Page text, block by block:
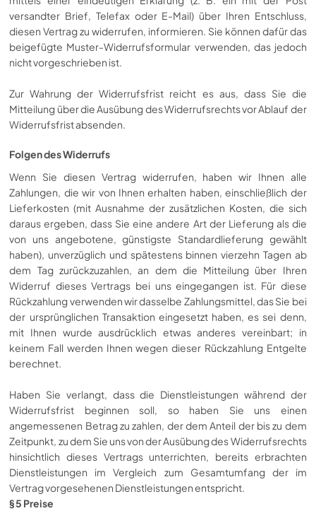
versandter Brief, Telefax oder E-Mail) über Ihren Entschluss,
diesen Vertrag zu widerrufen, informieren. Sie können dafür das
beigefügte Muster-Widerrufsformular verwenden, das jedoch
nicht vorgeschrieben ist.
Zur Wahrung der Widerrufsfrist reicht es aus, dass Sie die
Mitteilung über die Ausübung des Widerrufsrechts vor Ablauf der
Widerrufsfrist absenden.
Folgen des Widerrufs
Wenn Sie diesen Vertrag widerrufen, haben wir Ihnen alle
Zahlungen, die wir von Ihnen erhalten haben, einschließlich der
Lieferkosten (mit Ausnahme der zusätzlichen Kosten, die sich
daraus ergeben, dass Sie eine andere Art der Lieferung als die
von uns angebotene, günstigste Standardlieferung gewählt
haben), unverzüglich und spätestens binnen vierzehn Tagen ab
dem Tag zurückzuzahlen, an dem die Mitteilung über Ihren
Widerruf dieses Vertrags bei uns eingegangen ist. Für diese
Rückzahlung verwenden wir dasselbe Zahlungsmittel, das Sie bei
der ursprünglichen Transaktion eingesetzt haben, es sei denn,
mit Ihnen wurde ausdrücklich etwas anderes vereinbart; in
keinem Fall werden Ihnen wegen dieser Rückzahlung Entgelte
berechnet.
Haben Sie verlangt, dass die Dienstleistungen während der
Widerrufsfrist beginnen soll, so haben Sie uns einen
angemessenen Betrag zu zahlen, der dem Anteil der bis zu dem
Zeitpunkt, zu dem Sie uns von der Ausübung des Widerrufsrechts
hinsichtlich dieses Vertrags unterrichten, bereits erbrachten
Dienstleistungen im Vergleich zum Gesamtumfang der im
Vertrag vorgesehenen Dienstleistungen entspricht.
§ 5 Preise